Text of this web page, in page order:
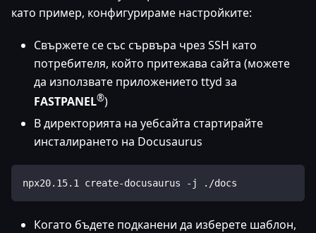
като пример, конфигурираме настройките:
Свържете се със сървъра чрез SSH като
потребителя, който притежава сайта (можете
да използвате приложението ttyd за
FASTPANEL®)
В директорията на уебсайта стартирайте
инсталирането на Docusaurus
npx20.15.1 create-docusaurus -j ./docs
Когато бъдете подканени да изберете шаблон,